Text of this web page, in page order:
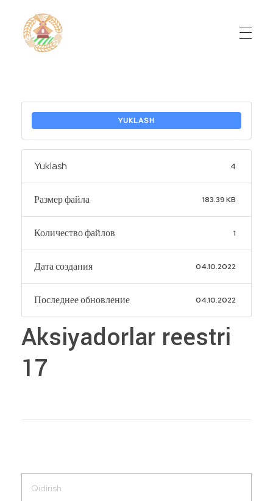
YUKLASH
Yuklash 4
Размер файла 183.39 KB
Количество файлов 1
Дата создания 04.10.2022
Последнее обновление 04.10.2022
Aksiyadorlar reestri
17